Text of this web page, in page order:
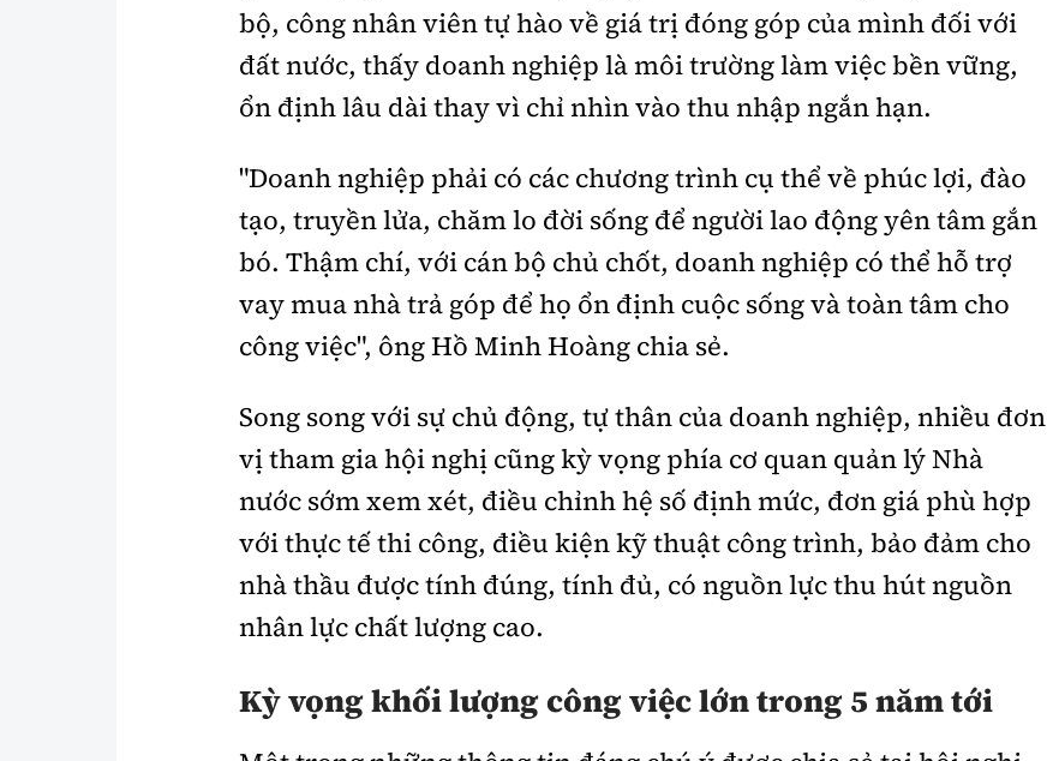
bộ, công nhân viên tự hào về giá trị đóng góp của mình đối với
đất nước, thấy doanh nghiệp là môi trường làm việc bền vững,
ổn định lâu dài thay vì chỉ nhìn vào thu nhập ngắn hạn.
"Doanh nghiệp phải có các chương trình cụ thể về phúc lợi, đào
tạo, truyền lửa, chăm lo đời sống để người lao động yên tâm gắn
bó. Thậm chí, với cán bộ chủ chốt, doanh nghiệp có thể hỗ trợ
vay mua nhà trả góp để họ ổn định cuộc sống và toàn tâm cho
công việc", ông Hồ Minh Hoàng chia sẻ.
Song song với sự chủ động, tự thân của doanh nghiệp, nhiều đơn
vị tham gia hội nghị cũng kỳ vọng phía cơ quan quản lý Nhà
nước sớm xem xét, điều chỉnh hệ số định mức, đơn giá phù hợp
với thực tế thi công, điều kiện kỹ thuật công trình, bảo đảm cho
nhà thầu được tính đúng, tính đủ, có nguồn lực thu hút nguồn
nhân lực chất lượng cao.
Kỳ vọng khối lượng công việc lớn trong 5 năm tới